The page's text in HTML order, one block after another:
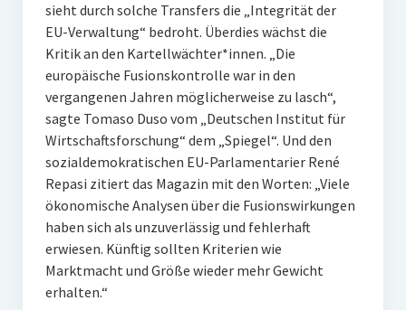
sieht durch solche Transfers die „Integrität der
EU-Verwaltung“ bedroht. Überdies wächst die
Kritik an den Kartellwächter*innen. „Die
europäische Fusionskontrolle war in den
vergangenen Jahren möglicherweise zu lasch“,
sagte Tomaso Duso vom „Deutschen Institut für
Wirtschaftsforschung“ dem „Spiegel“. Und den
sozialdemokratischen EU-Parlamentarier René
Repasi zitiert das Magazin mit den Worten: „Viele
ökonomische Analysen über die Fusionswirkungen
haben sich als unzuverlässig und fehlerhaft
erwiesen. Künftig sollten Kriterien wie
Marktmacht und Größe wieder mehr Gewicht
erhalten.“